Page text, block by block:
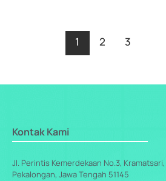
1 2 3
Kontak Kami
Jl. Perintis Kemerdekaan No.3,
Pekalongan, Jawa Tengah 51145